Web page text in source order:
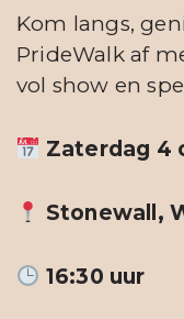
Kom langs,
PrideWalk af
vol show en
Zaterdag 4
Stonewall,
16:30 uur